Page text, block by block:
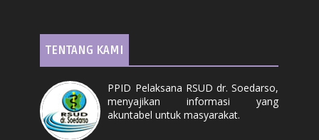
TENTANG KAMI
PPID Pelaksana RSUD dr. Soedarso,
menyajikan informasi yang
akuntabel untuk masyarakat.